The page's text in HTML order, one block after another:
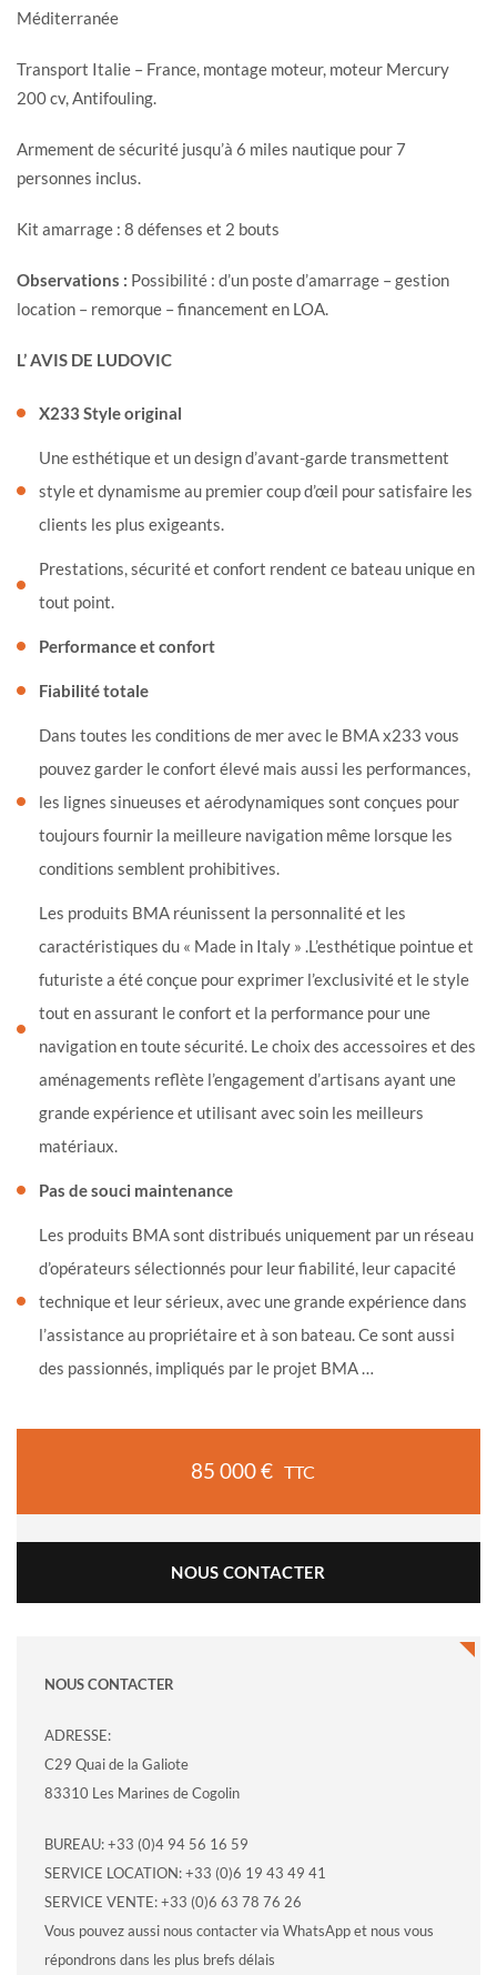
Méditerranée
Transport Italie – France, montage moteur, moteur Mercury
200 cv, Antifouling.
Armement de sécurité jusqu’à 6 miles nautique pour 7
personnes inclus.
Kit amarrage : 8 défenses et 2 bouts
Observations : Possibilité : d’un poste d’amarrage – gestion
location – remorque – financement en LOA.
L’ AVIS DE LUDOVIC
X233 Style original
Une esthétique et un design d’avant-garde transmettent
style et dynamisme au premier coup d’œil pour satisfaire les
clients les plus exigeants.
Prestations, sécurité et confort rendent ce bateau unique en
tout point.
Performance et confort
Fiabilité totale
Dans toutes les conditions de mer avec le BMA x233 vous
pouvez garder le confort élevé mais aussi les performances,
les lignes sinueuses et aérodynamiques sont conçues pour
toujours fournir la meilleure navigation même lorsque les
conditions semblent prohibitives.
Les produits BMA réunissent la personnalité et les
caractéristiques du « Made in Italy » .L’esthétique pointue et
futuriste a été conçue pour exprimer l’exclusivité et le style
tout en assurant le confort et la performance pour une
navigation en toute sécurité. Le choix des accessoires et des
aménagements reflète l’engagement d’artisans ayant une
grande expérience et utilisant avec soin les meilleurs
matériaux.
Pas de souci maintenance
Les produits BMA sont distribués uniquement par un réseau
d’opérateurs sélectionnés pour leur fiabilité, leur capacité
technique et leur sérieux, avec une grande expérience dans
l’assistance au propriétaire et à son bateau. Ce sont aussi
des passionnés, impliqués par le projet BMA …
85 000 € TTC
NOUS CONTACTER
NOUS CONTACTER
ADRESSE:
C29 Quai de la Galiote
83310 Les Marines de Cogolin
BUREAU: +33 (0)4 94 56 16 59
SERVICE LOCATION: +33 (0)6 19 43 49 41
SERVICE VENTE: +33 (0)6 63 78 76 26
Vous pouvez aussi nous contacter via WhatsApp et nous vous
répondrons dans les plus brefs délais